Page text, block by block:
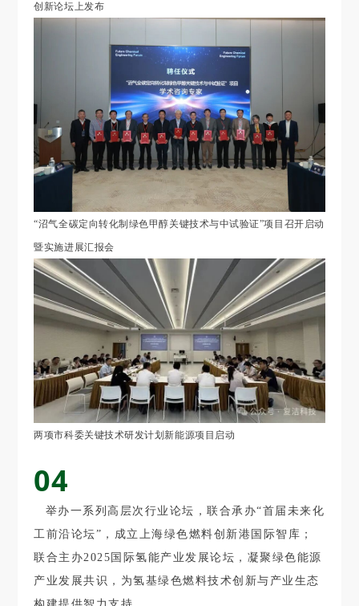
创新论坛上发布
“沼气全碳定向转化制绿色甲醇关键技术与中试验证”项目 召开启动
暨实施进展汇报会
两项市科委关键技术研发计划新能源项目启动
04
举办一系列高层次行业论坛，联合承办“首届未来化
工前沿论坛”，成立上海绿色燃料创新港国际智库；
联合主办2025国际氢能产业发展论坛，凝聚绿色能源
产业发展共识，为氢基绿色燃料技术创新与产业生态